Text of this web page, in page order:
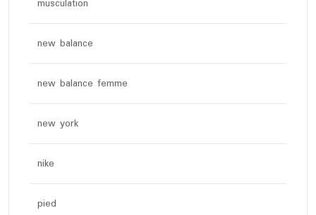
musculation
new balance
new balance femme
new york
nike
pied